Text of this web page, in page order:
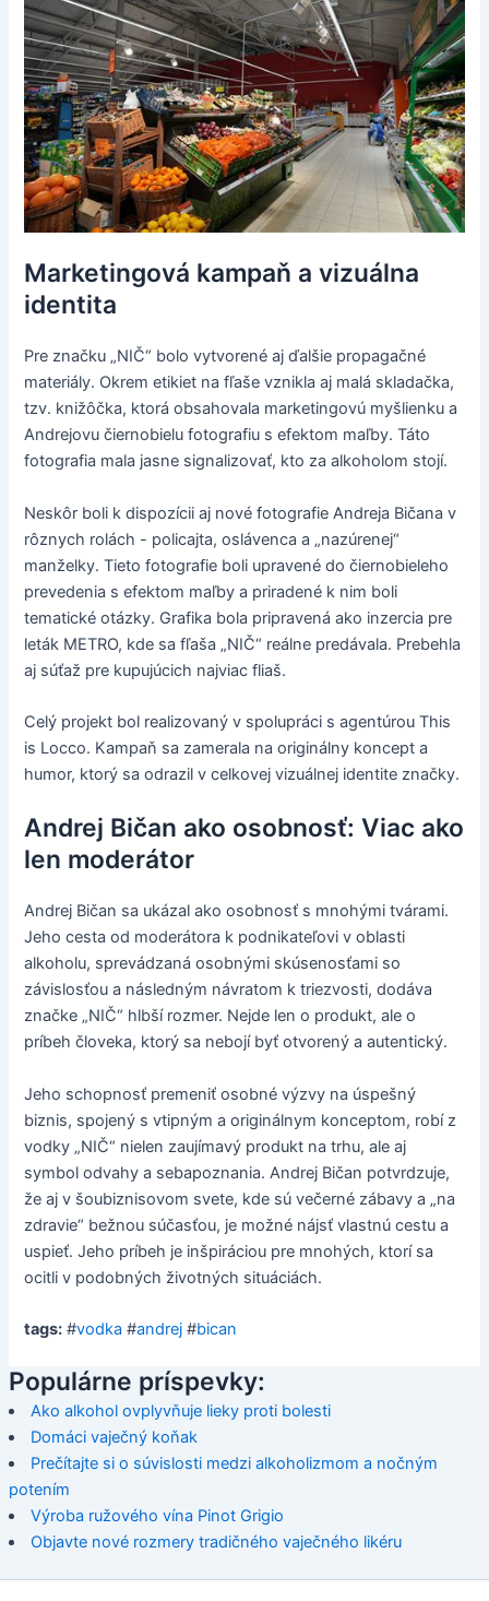
Marketingová kampaň a vizuálna
identita
Pre značku „NIČ“ bolo vytvorené aj ďalšie propagačné
materiály. Okrem etikiet na fľaše vznikla aj malá skladačka,
tzv. knižôčka, ktorá obsahovala marketingovú myšlienku a
Andrejovu čiernobielu fotografiu s efektom maľby. Táto
fotografia mala jasne signalizovať, kto za alkoholom stojí.
Neskôr boli k dispozícii aj nové fotografie Andreja Bičana v
rôznych rolách - policajta, oslávenca a „nazúrenej“
manželky. Tieto fotografie boli upravené do čiernobieleho
prevedenia s efektom maľby a priradené k nim boli
tematické otázky. Grafika bola pripravená ako inzercia pre
leták METRO, kde sa fľaša „NIČ“ reálne predávala. Prebehla
aj súťaž pre kupujúcich najviac fliaš.
Celý projekt bol realizovaný v spolupráci s agentúrou This
is Locco. Kampaň sa zamerala na originálny koncept a
humor, ktorý sa odrazil v celkovej vizuálnej identite značky.
Andrej Bičan ako osobnosť: Viac ako
len moderátor
Andrej Bičan sa ukázal ako osobnosť s mnohými tvárami.
Jeho cesta od moderátora k podnikateľovi v oblasti
alkoholu, sprevádzaná osobnými skúsenosťami so
závislosťou a následným návratom k triezvosti, dodáva
značke „NIČ“ hlbší rozmer. Nejde len o produkt, ale o
príbeh človeka, ktorý sa nebojí byť otvorený a autentický.
Jeho schopnosť premeniť osobné výzvy na úspešný
biznis, spojený s vtipným a originálnym konceptom, robí z
vodky „NIČ“ nielen zaujímavý produkt na trhu, ale aj
symbol odvahy a sebapoznania. Andrej Bičan potvrdzuje,
že aj v šoubiznisovom svete, kde sú večerné zábavy a „na
zdravie“ bežnou súčasťou, je možné nájsť vlastnú cestu a
uspieť. Jeho príbeh je inšpiráciou pre mnohých, ktorí sa
ocitli v podobných životných situáciách.
tags: #vodka #andrej #bican
Populárne príspevky:
Ako alkohol ovplyvňuje lieky proti bolesti
Domáci vaječný koňak
Prečítajte si o súvislosti medzi alkoholizmom a nočným
potením
Výroba ružového vína Pinot Grigio
Objavte nové rozmery tradičného vaječného likéru